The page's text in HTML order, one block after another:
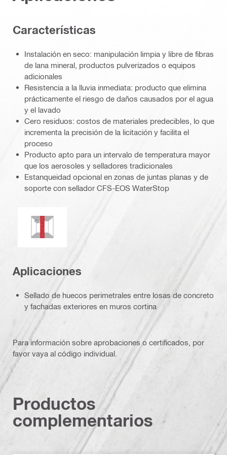
Caracterí­sticas
Instalación en seco: manipulación limpia y libre de fibras
de lana mineral, productos pulverizados o equipos
adicionales
Resistencia a la lluvia inmediata: producto que elimina
prácticamente el riesgo de daños causados por el agua
y el lavado
Cero residuos: costos de materiales predecibles, lo que
incrementa la precisión de la licitación y facilita el
proceso
Producto apto para un intervalo de temperatura mayor
que los aerosoles y selladores tradicionales
Estanqueidad opcional en zonas de juntas planas y de
soporte con sellador CFS-EOS WaterStop
Resistencia a moho y hongos
Aplicaciones
Sellado de huecos perimetrales entre losas de concreto
y fachadas exteriores en muros cortina
Para información sobre aprobaciones o certificados, por
favor vaya al código individual.
Productos
complementarios